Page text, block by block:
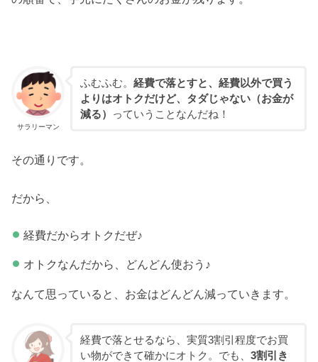
サラリーマン
ふむふむ。 経費で落とすと、経費以外で買う
よりはオトクだけど、タダじゃない（お金が
減る）
っていうことなんだね！
その通りです。
だから、
経費だからオトクだぜ♪
オトクなんだから、どんどん使おう♪
なんて思っていると、お金はどんどん減っていきます。
経費で落とせるなら、実質3割引程度でお買
い物ができて確かにオトク。でも、 3割引き